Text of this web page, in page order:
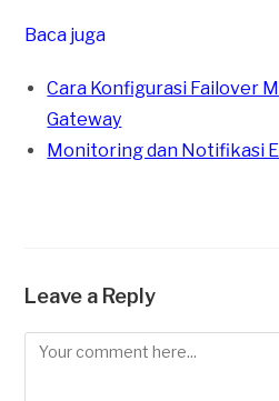
Baca juga
Cara Konfigurasi Failover
Gateway
Monitoring dan Notifikasi
Leave a Reply
Comment